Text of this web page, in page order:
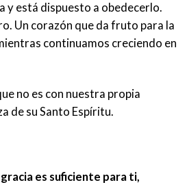
y está dispuesto a obedecerlo.
Un corazón que da fruto para la
continuamos creciendo en
no es con nuestra propia
de su Santo Espíritu.
es suficiente para ti,